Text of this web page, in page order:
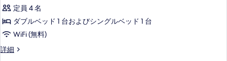
表
示
す
る
ベ
ッ
ド
2
ン
グ
ル
ベ
ッ
ド
ト
リ
ル
定員 4 名
ダブルベッド 1 台およびシングルベッド 1 台
WiFi (無料)
詳細
デ